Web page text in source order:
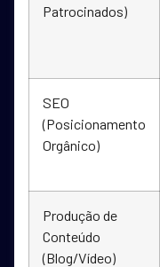
Patrocinados)
SEO
(Posicionamento
Orgânico)
Produção de
Conteúdo
(Blog/Vídeo)